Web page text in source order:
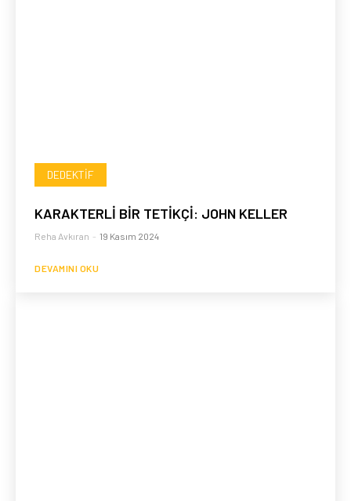
DEDEKTIF
KARAKTERLİ BİR TETİKÇİ: JOHN KELLER
Reha Avkıran - 19 Kasım 2024
DEVAMINI OKU